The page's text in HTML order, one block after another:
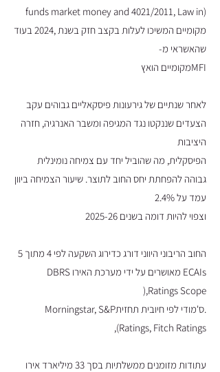
(funds market money and 4021/2011, Law in
מקומיים המשיכו לעלות בקצב חזק בשנת ,2024 בעוד
שהאשראי מ-
MFIמקומיים הואץ
לאחר שנתיים של גירעונות פיסקאליים גבוהים עקב
הצעדים שננקטו נגד המגיפה ומשבר האנרגיה, חזרה
היציבות
הפיסקלית, מה שהוביל יחד עם צמיחה נומינלית
גבוהה להפחתת יחס החוב לתוצר. שיעור הצמיחה ביוון
עמד על 2.4%
וצפוי להיות דומה בשנים 2025-26
החוב הריבוני היווני דורג כדירוג השקעה לפי 4 מתוך 5
ECAIs מאושרים על ידי מערכת האירו DBRS
,Ratings Scope(
.ס'מודי לפי חיובית תחזיתMorningstar, S&P
Ratings, Fitch Ratings),
עתודות מזומנים ממשלתיות בסך 33 מיליארד אירו